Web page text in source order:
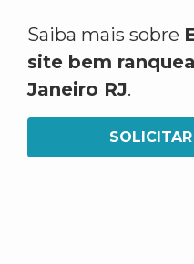
Saiba mais sobre
site bem
Janeiro RJ.